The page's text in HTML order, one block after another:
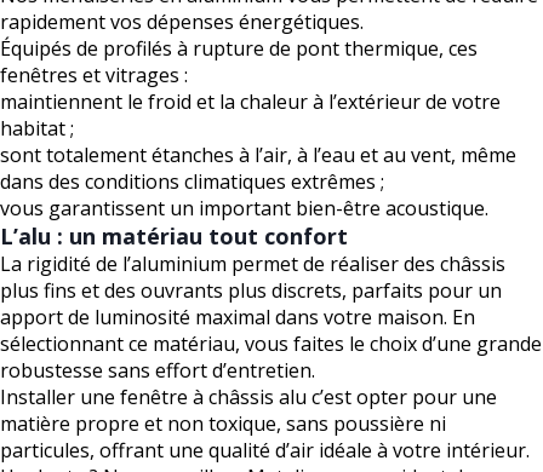
rapidement vos dépenses énergétiques.
Équipés de profilés à rupture de pont thermique, ces
fenêtres et vitrages :
maintiennent le froid et la chaleur à l’extérieur de votre
habitat ;
sont totalement étanches à l’air, à l’eau et au vent, même
dans des conditions climatiques extrêmes ;
vous garantissent un important bien-être acoustique.
L’alu : un matériau tout confort
La rigidité de l’aluminium permet de réaliser des châssis
plus fins et des ouvrants plus discrets, parfaits pour un
apport de luminosité maximal dans votre maison. En
sélectionnant ce matériau, vous faites le choix d’une grande
robustesse sans effort d’entretien.
Installer une fenêtre à châssis alu c’est opter pour une
matière propre et non toxique, sans poussière ni
particules, offrant une qualité d’air idéale à votre intérieur.